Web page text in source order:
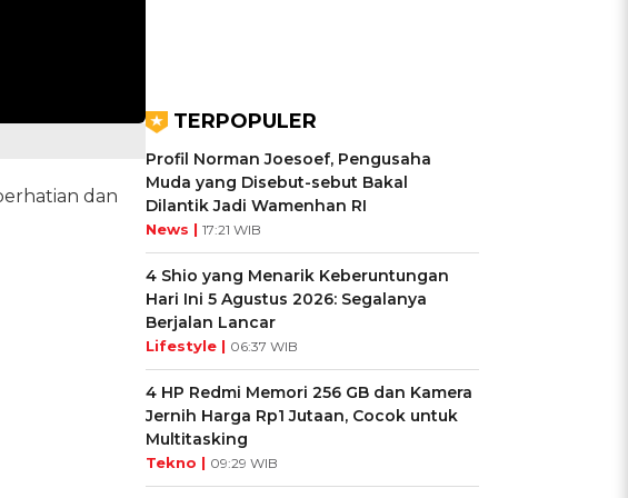
dan
TERPOPULER
Profil Norman Joesoef, Pengusaha
Muda yang Disebut-sebut Bakal
Dilantik Jadi Wamenhan RI
News | 17:21 WIB
4 Shio yang Menarik Keberuntungan
Hari Ini 5 Agustus 2026: Segalanya
Berjalan Lancar
Lifestyle | 06:37 WIB
4 HP Redmi Memori 256 GB dan Kamera
Jernih Harga Rp1 Jutaan, Cocok untuk
Multitasking
Tekno | 09:29 WIB